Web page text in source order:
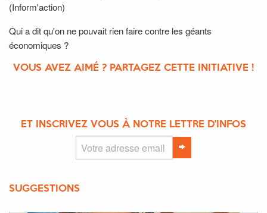
(Inform'action)
Qui a dit qu'on ne pouvait rien faire contre les géants
économiques ?
VOUS AVEZ AIMÉ ? PARTAGEZ CETTE INITIATIVE !
ET INSCRIVEZ VOUS À NOTRE LETTRE D'INFOS
SUGGESTIONS